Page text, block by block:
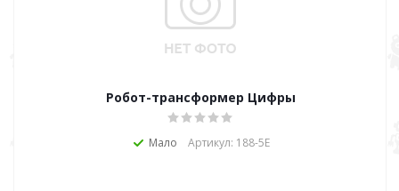
Робот-трансформер Цифры
Мало Артикул: 188-5Е